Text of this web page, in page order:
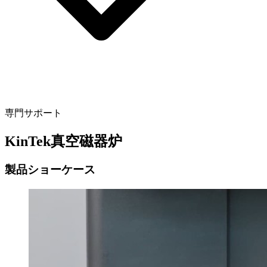
専門サポート
KinTek真空磁器炉
製品ショーケース